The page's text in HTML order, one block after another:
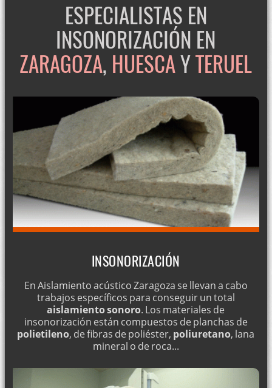
ESPECIALISTAS EN
INSONORIZACIÓN EN
ZARAGOZA, HUESCAYTERUEL
INSONORIZACIÓN
En Aislamiento acústico Zaragoza se llevan a cabo
trabajos específicos para conseguir un total
aislamiento sonoro. Los materiales de
insonorización están compuestos de planchas de
polietileno, de fibras de poliéster, poliuretano, lana
mineral o de roca...